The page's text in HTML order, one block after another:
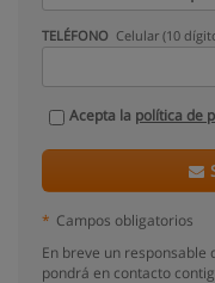
TELÉFONO Celular (10
Acepta la política de
* Campos obligatorios
En breve un responsable
pondrá en contacto